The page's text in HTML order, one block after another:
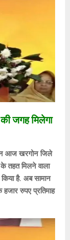
जगह मिलेगा
आज खरगोन जिले
तहत मिलने वाला
है. अब सामान
रुपए प्रतिमाह